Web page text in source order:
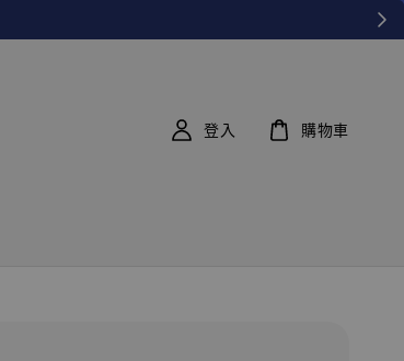
登入 購物車